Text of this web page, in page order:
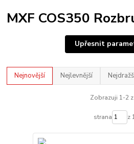
MXF COS350
Upřesnit
Nejnovější Nejlevnější
Zobrazuji 1-2
strana z